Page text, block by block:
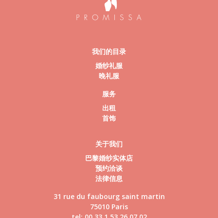
我们的目录
婚纱礼服
晚礼服
服务
出租
首饰
关于我们
巴黎婚纱实体店
预约洽谈
法律信息
31 rue du faubourg saint martin
75010 Paris